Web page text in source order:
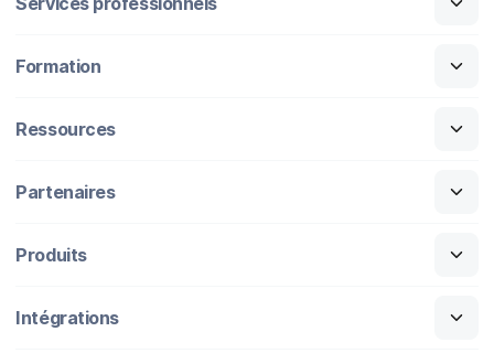
Formation
Ressources
Partenaires
Produits
Intégrations